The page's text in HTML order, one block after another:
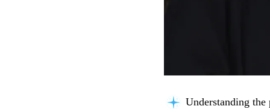
Understanding the